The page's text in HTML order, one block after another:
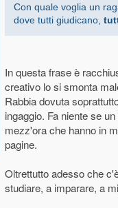
Con quale voglia un
dove tutti giudicano,
In questa frase è
creativo lo si smonta
Rabbia dovuta
ingaggio. Fa niente se
mezz'ora che hanno in
pagine.
Oltrettutto adesso che
studiare, a imparare, a